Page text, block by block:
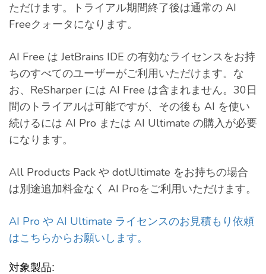
ただけます。トライアル期間終了後は通常の AI
Freeクォータになります。
AI Free は JetBrains IDE の有効なライセンスをお持
ちのすべてのユーザーがご利用いただけます。な
お、ReSharper には AI Free は含まれません。30日
間のトライアルは可能ですが、その後も AI を使い
続けるには AI Pro または AI Ultimate の購入が必要
になります。
All Products Pack や dotUltimate をお持ちの場合
は別途追加料金なく AI Proをご利用いただけます。
AI Pro や AI Ultimate ライセンスのお見積もり依頼
はこちらからお願いします。
対象製品: